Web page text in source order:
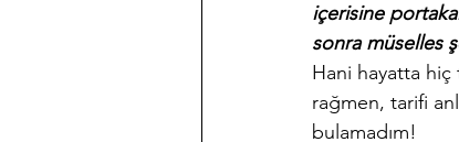
içerisine
sonra müselles
Hani hayatta hiç
rağmen, tarifi
bulamadım!